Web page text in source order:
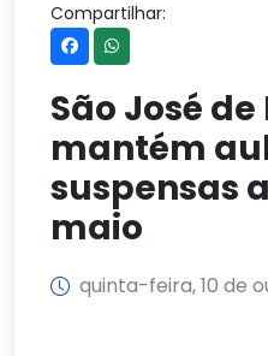
Compartilhar:
São José
mantém
suspensas
maio
quinta-feira, 10 de